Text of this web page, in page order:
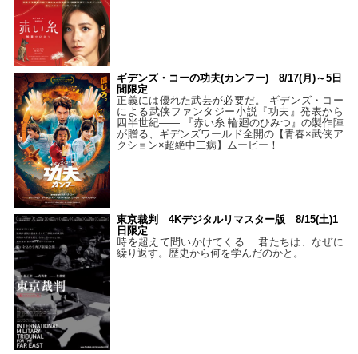
ギデンズ・コーの功夫(カンフー) 8/17(月)～5日
間限定
正義には優れた武芸が必要だ。 ギデンズ・コー
による武侠ファンタジー小説『功夫』発表から
四半世紀―― 『赤い糸 輪廻のひみつ』の製作陣
が贈る、ギデンズワールド全開の【青春×武侠ア
クション×超絶中二病】ムービー！
東京裁判 4Kデジタルリマスター版 8/15(土)1
日限定
時を超えて問いかけてくる… 君たちは、なぜに
繰り返す。歴史から何を学んだのかと。